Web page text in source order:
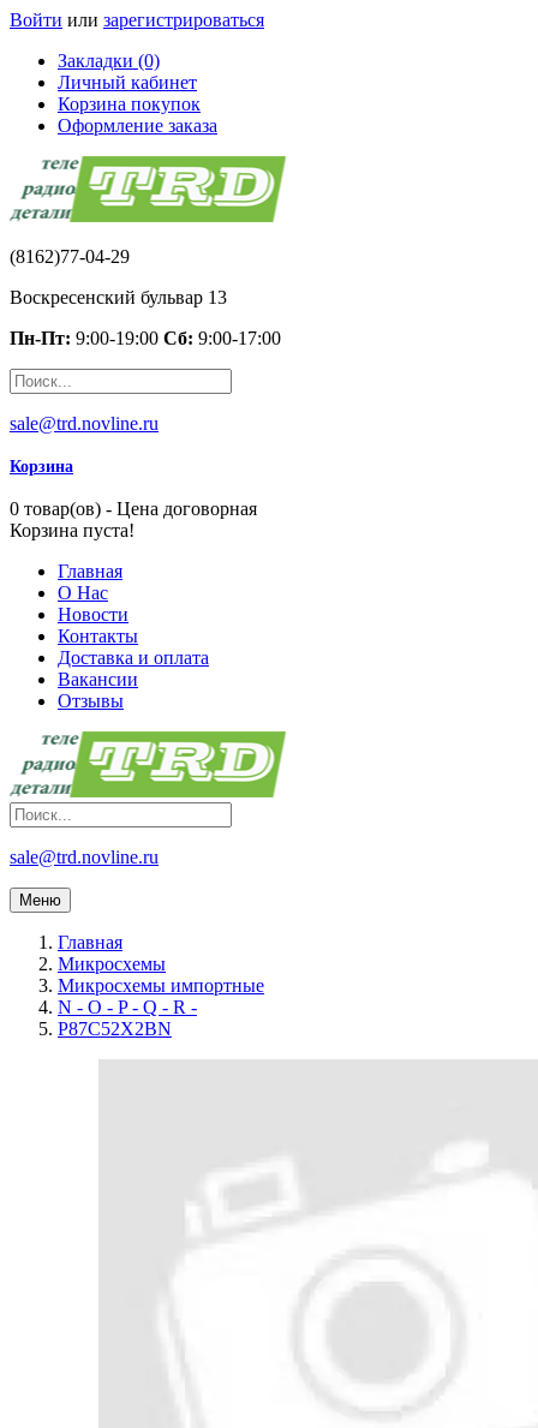
Войти или зарегистрироваться
Закладки (0)
Личный кабинет
Корзина покупок
Оформление заказа
(8162)77-04-29
Воскресенский бульвар 13
Пн-Пт: 9:00-19:00 Сб: 9:00-17:00
sale@trd.novline.ru
Корзина
0 товар(ов) - Цена договорная
Корзина пуста!
Главная
О Нас
Новости
Контакты
Доставка и оплата
Вакансии
Отзывы
sale@trd.novline.ru
Меню
Главная
Микросхемы
Микросхемы импортные
N - O - P - Q - R -
P87C52X2BN